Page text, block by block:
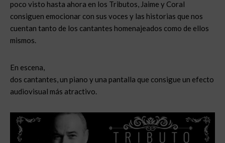
poco visto hasta ahora en los Tributos, Jaime y Coral
consiguen emocionar con sus voces y las historias que nos
cuentan tanto de los cantantes homenajeados como de ellos
mismos.
En escena,
dos cantantes, un piano y una pantalla que consigue un efecto
audiovisual más atractivo.